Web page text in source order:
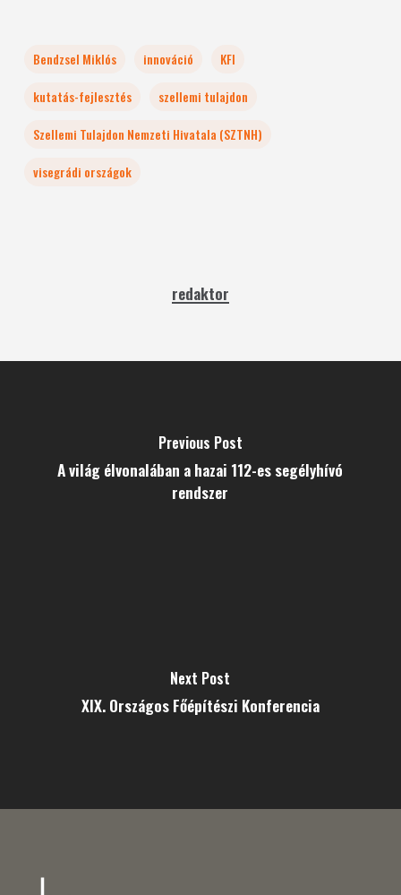
Bendzsel Miklós innováció
KFI
kutatás-fejlesztés
szellemi tulajdon
Szellemi Tulajdon Nemzeti Hivatala (SZTNH)
visegrádi országok
redaktor
Previous Post
A világ élvonalában a hazai 112-es segélyhívó
rendszer
Next Post
XIX. Országos Főépítészi Konferencia